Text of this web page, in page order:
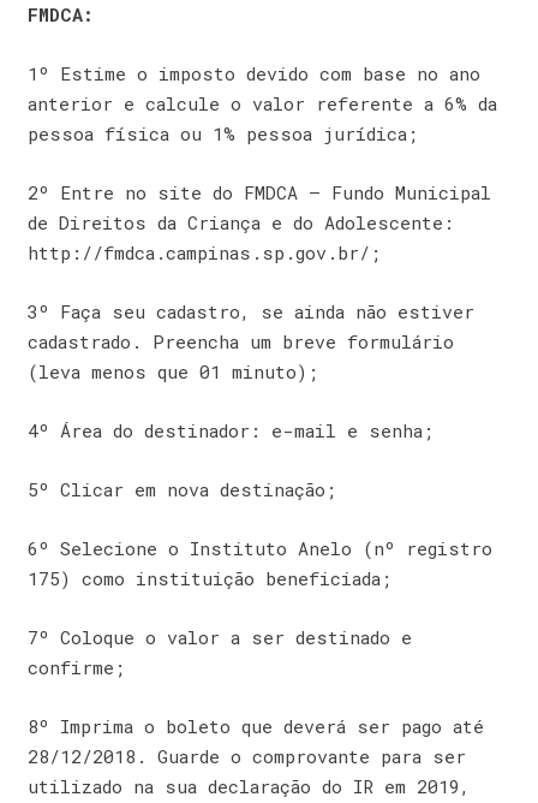
FMDCA:
1º Estime o imposto devido com base no ano
anterior e calcule o valor referente a 6% da
pessoa física ou 1% pessoa jurídica;
2º Entre no site do FMDCA – Fundo Municipal
de Direitos da Criança e do Adolescente:
http://fmdca.campinas.sp.gov.br/;
3º Faça seu cadastro, se ainda não estiver
cadastrado. Preencha um breve formulário
(leva menos que 01 minuto);
4º Área do destinador: e-mail e senha;
5º Clicar em nova destinação;
6º Selecione o Instituto Anelo (nº registro
175) como instituição beneficiada;
7º Coloque o valor a ser destinado e
confirme;
8º Imprima o boleto que deverá ser pago até
28/12/2018. Guarde o comprovante para ser
utilizado na sua declaração do IR em 2019,